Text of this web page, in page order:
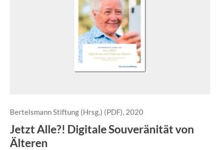
Bertelsmann Stiftung (Hrsg.) (PDF), 2020
Jetzt Alle?! Digitale Souveränität von
Älteren